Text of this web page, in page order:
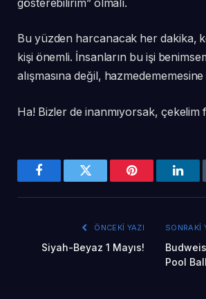
gösterebilirim” olmalı.
Bu yüzden harcanacak her dakika,
kişi önemli. İnsanların bu işi
alışmasına değil, hazmedememesine
Ha! Bizler de inanmıyorsak, çekelim
FacebookTwitter Pinterest
ÖNCEKI YAZI
Siyah-Beyaz 1 Mayıs!
SONRAKI
Pool Ball